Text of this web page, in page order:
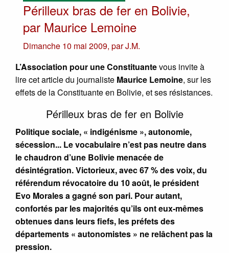
Périlleux bras de fer en Bolivie,
par Maurice Lemoine
Dimanche 10 mai 2009, parJ.M.
L’Association pour une Constituantevous invite à
lire cet article du journaliste Maurice Lemoine, sur les
effets de la Constituante en Bolivie, et ses résistances.
Périlleux bras de fer en Bolivie
Politique sociale, « indigénisme », autonomie,
sécession... Le vocabulaire n’est pas neutre dans
le chaudron d’une Bolivie menacée de
désintégration. Victorieux, avec 67 % des voix, du
référendum révocatoire du 10 août, le président
Evo Morales a gagné son pari. Pour autant,
confortés par les majorités qu’ils ont eux-mêmes
obtenues dans leurs fiefs, les préfets des
départements « autonomistes » ne relâchent pas la
pression.